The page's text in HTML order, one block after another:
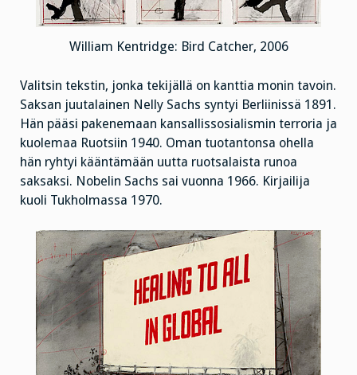
William Kentridge: Bird Catcher, 2006
Valitsin tekstin, jonka tekijällä on kanttia monin tavoin.
Saksan juutalainen Nelly Sachs syntyi Berliinissä 1891.
Hän pääsi pakenemaan kansallissosialismin terroria ja
kuolemaa Ruotsiin 1940. Oman tuotantonsa ohella
hän ryhtyi kääntämään uutta ruotsalaista runoa
saksaksi. Nobelin Sachs sai vuonna 1966. Kirjailija
kuoli Tukholmassa 1970.